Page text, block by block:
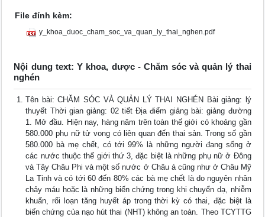
File đính kèm:
y_khoa_duoc_cham_soc_va_quan_ly_thai_nghen.pdf
Nội dung text: Y khoa, dược - Chăm sóc và quản lý thai
nghén
Tên bài: CHĂM SÓC VÀ QUẢN LÝ THAI NGHÉN Bài giảng: lý
thuyết Thời gian giảng: 02 tiết Địa điểm giảng bài: giảng đường
1. Mở đầu. Hiện nay, hàng năm trên toàn thế giới có khoảng gần
580.000 phụ nữ tử vong có liên quan đến thai sản. Trong số gần
580.000 bà mẹ chết, có tới 99% là những người đang sống ở
các nước thuộc thế giới thứ 3, đặc biệt là những phụ nữ ở Đông
và Tây Châu Phi và một số nước ở Châu á cũng như ở Châu Mỹ
La Tinh và có tới 60 đến 80% các bà mẹ chết là do nguyên nhân
chảy máu hoặc là những biến chứng trong khi chuyển dạ, nhiễm
khuẩn, rối loạn tăng huyết áp trong thời kỳ có thai, đặc biệt là
biến chứng của nạo hút thai (NHT) không an toàn. Theo TCYTTG